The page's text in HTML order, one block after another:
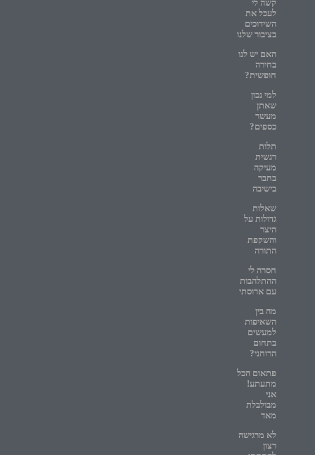
קשה לי
לעכל את
השידוכים
בציבור שלנו
האם יש לנו
בחירה
חופשית?
למי נכון
שאתן
מעשר
כספים?
תלות
רגשית
מעיקה
בחבר
בישיבה
שאלות
גדולות על
היצר
והשקפת
התורה
חסרה לי
ההתלהבות
עם ארוסתי
מה בין
השאיפות
למעשים
בתחום
הרוחני?
פתאום הכל
מתעתע!
אני
מבולבלת
מאד
לא מרגישה
רצון